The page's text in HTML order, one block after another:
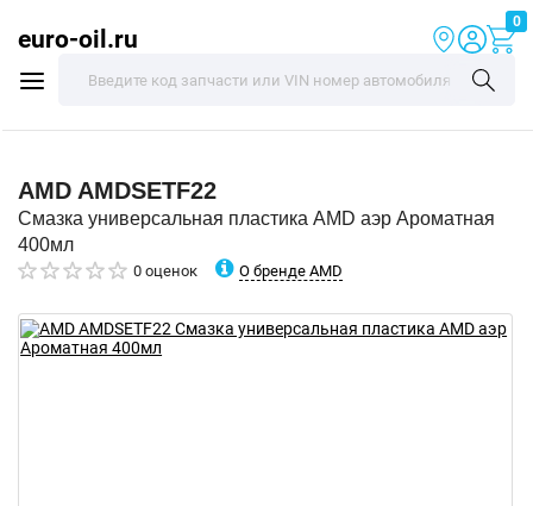
euro-oil.ru
0
AMD AMDSETF22
Смазка универсальная пластика AMD аэр Ароматная
400мл
0 оценок О бренде AMD